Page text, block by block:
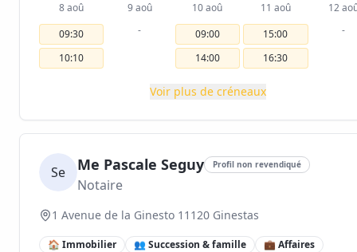
8 aoû
09:30
10:10
9 aoû
-
10 aoû
09:00
14:00
11 aoû
15:00
16:30
12
-
Voir plus de créneaux
Se Me Pascale Seguy Profil non revendiqué
Notaire
1 Avenue de la Ginesto 11120 Ginestas
🏠 Immobilier 👥 Succession & famille
💼 Affaires